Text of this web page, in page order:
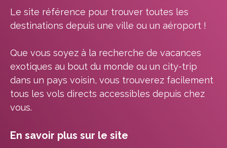
Le site référence pour trouver toutes les
destinations depuis une ville ou un aéroport !
Que vous soyez à la recherche de vacances
exotiques au bout du monde ou un city-trip
dans un pays voisin, vous trouverez facilement
tous les vols directs accessibles depuis chez
vous.
En savoir plus sur le site